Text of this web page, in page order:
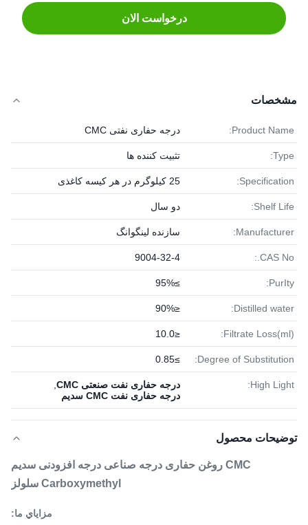
درخواست الان
مشخصات
Product Name: درجه حفاری نفتی CMC
Type: تثبیت کننده ها
Specification: 25 کیلوگرم در هر کیسه کاغذی
Shelf Life: دو سال
Manufacturer: سازنده لینگوانگ
CAS No.:
9004-32-4
PurIty:
≥95%
Distilled water:
≤90%
Filtrate Loss(ml):
≤10.0
Degree of Substitution:
≥0.85
High Light: درجه حفاری نفت صنعتی CMC
درجه حفاری نفت CMC سدیم
توضیحات محصول
CMC روغن حفاری درجه صناعی درجه افزودنی سدیم
Carboxymethyl سلولز
مزاياي ما: